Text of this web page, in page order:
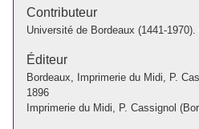
Contributeur
Université de Bordeaux (1441-
Éditeur
Bordeaux, Imprimerie du Midi, P.
1896
Imprimerie du Midi, P. Cassignol